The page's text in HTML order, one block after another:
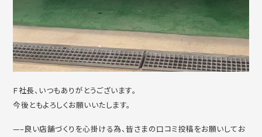
Ｆ社長、いつもありがとうございます。
今後ともよろしくお願いいたします。
—–良い店舗づくりを心掛ける為、皆さまの口コミ投稿をお願いしてお